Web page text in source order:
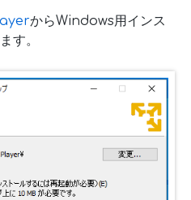
からWindows用インス
す。